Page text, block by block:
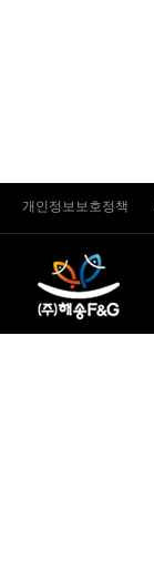
개인정보보호정책